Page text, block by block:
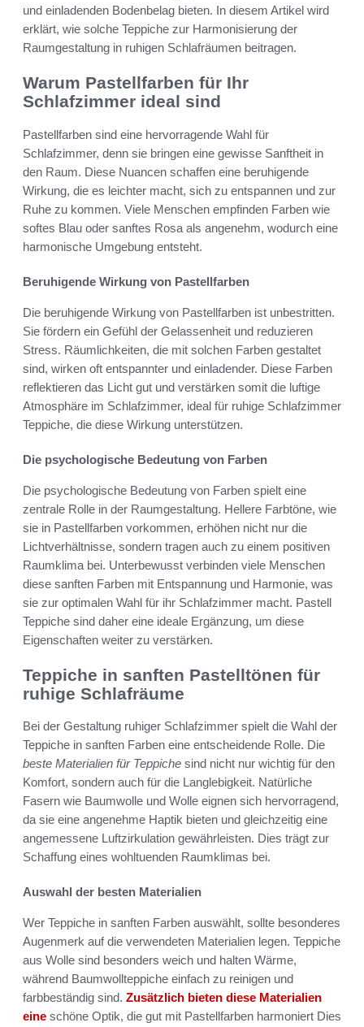
und einladenden Bodenbelag bieten. In diesem Artikel wird
erklärt, wie solche Teppiche zur Harmonisierung der
Raumgestaltung in ruhigen Schlafräumen beitragen.
Warum Pastellfarben für Ihr
Schlafzimmer ideal sind
Pastellfarben sind eine hervorragende Wahl für
Schlafzimmer, denn sie bringen eine gewisse Sanftheit in
den Raum. Diese Nuancen schaffen eine beruhigende
Wirkung, die es leichter macht, sich zu entspannen und zur
Ruhe zu kommen. Viele Menschen empfinden Farben wie
softes Blau oder sanftes Rosa als angenehm, wodurch eine
harmonische Umgebung entsteht.
Beruhigende Wirkung von Pastellfarben
Die beruhigende Wirkung von Pastellfarben ist unbestritten.
Sie fördern ein Gefühl der Gelassenheit und reduzieren
Stress. Räumlichkeiten, die mit solchen Farben gestaltet
sind, wirken oft entspannter und einladender. Diese Farben
reflektieren das Licht gut und verstärken somit die luftige
Atmosphäre im Schlafzimmer, ideal für ruhige Schlafzimmer
Teppiche, die diese Wirkung unterstützen.
Die psychologische Bedeutung von Farben
Die psychologische Bedeutung von Farben spielt eine
zentrale Rolle in der Raumgestaltung. Hellere Farbtöne, wie
sie in Pastellfarben vorkommen, erhöhen nicht nur die
Lichtverhältnisse, sondern tragen auch zu einem positiven
Raumklima bei. Unterbewusst verbinden viele Menschen
diese sanften Farben mit Entspannung und Harmonie, was
sie zur optimalen Wahl für ihr Schlafzimmer macht. Pastell
Teppiche sind daher eine ideale Ergänzung, um diese
Eigenschaften weiter zu verstärken.
Teppiche in sanften Pastelltönen für
ruhige Schlafräume
Bei der Gestaltung ruhiger Schlafzimmer spielt die Wahl der
Teppiche in sanften Farben eine entscheidende Rolle. Die
beste Materialien für Teppiche sind nicht nur wichtig für den
Komfort, sondern auch für die Langlebigkeit. Natürliche
Fasern wie Baumwolle und Wolle eignen sich hervorragend,
da sie eine angenehme Haptik bieten und gleichzeitig eine
angemessene Luftzirkulation gewährleisten. Dies trägt zur
Schaffung eines wohltuenden Raumklimas bei.
Auswahl der besten Materialien
Wer Teppiche in sanften Farben auswählt, sollte besonderes
Augenmerk auf die verwendeten Materialien legen. Teppiche
aus Wolle sind besonders weich und halten Wärme,
während Baumwollteppiche einfach zu reinigen und
farbbeständig sind. Zusätzlich bieten diese Materialien
eine schöne Optik, die gut mit Pastellfarben harmoniert Dies